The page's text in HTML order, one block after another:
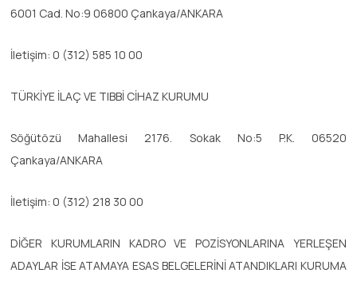
6001 Cad. No:9 06800 Çankaya/ANKARA
İletişim: 0 (312) 585 10 00
TÜRKİYE İLAÇ VE TIBBİ CİHAZ KURUMU
Söğütözü Mahallesi 2176. Sokak No:5 P.K. 06520
Çankaya/ANKARA
İletişim: 0 (312) 218 30 00
DİĞER KURUMLARIN KADRO VE POZİSYONLARINA YERLEŞEN
ADAYLAR İSE ATAMAYA ESAS BELGELERİNİ ATANDIKLARI KURUMA